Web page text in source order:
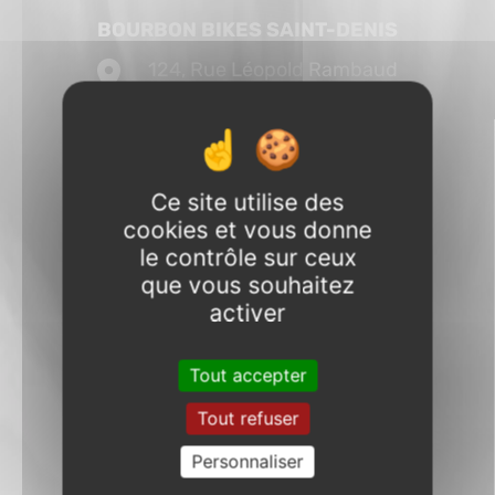
BOURBON BIKES SAINT-DENIS
VOIR SUR GOOGLE MAP
0262 40 46 46
OUVERTURE :
MAGASIN
Lundi à vendredi :
13h30-17h30
Samedi :
9h-17h
ATELIER
Lundi à vendredi :
Ce site utilise des
cookies et vous donne
le contrôle sur ceux
que vous souhaitez
activer
Tout accepter
Tout refuser
Personnaliser